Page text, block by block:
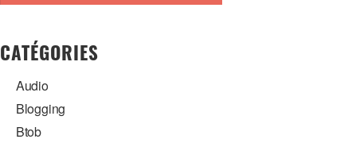
CATÉGORIES
Audio
Blogging
Btob